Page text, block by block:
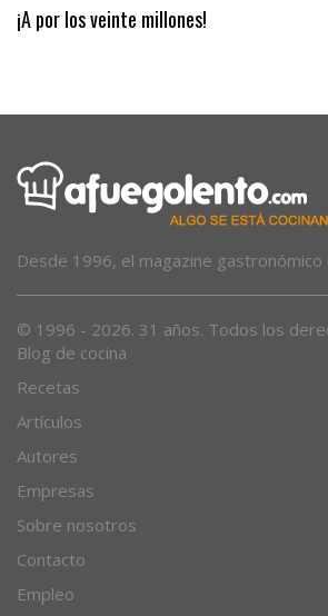
¡A por los veinte millones!
Desde 1996, el magazine
© 1996 - 2026. 31 años. Todos los
Blog de cocina
Recetas
Artículos
Autores
Empresas
Sobre nosotros
Contacto
Empleo